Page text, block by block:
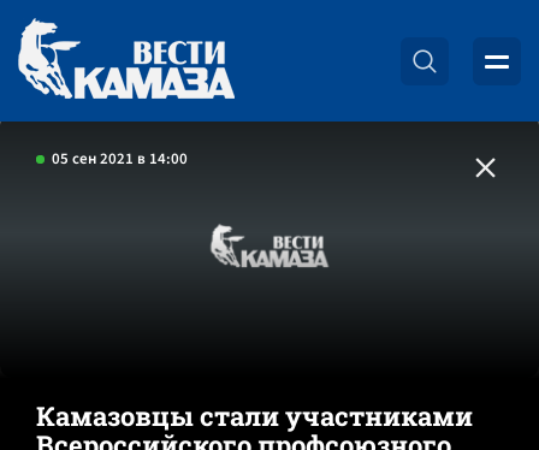
05 сен 2021 в 14:00
Камазовцы стали участниками